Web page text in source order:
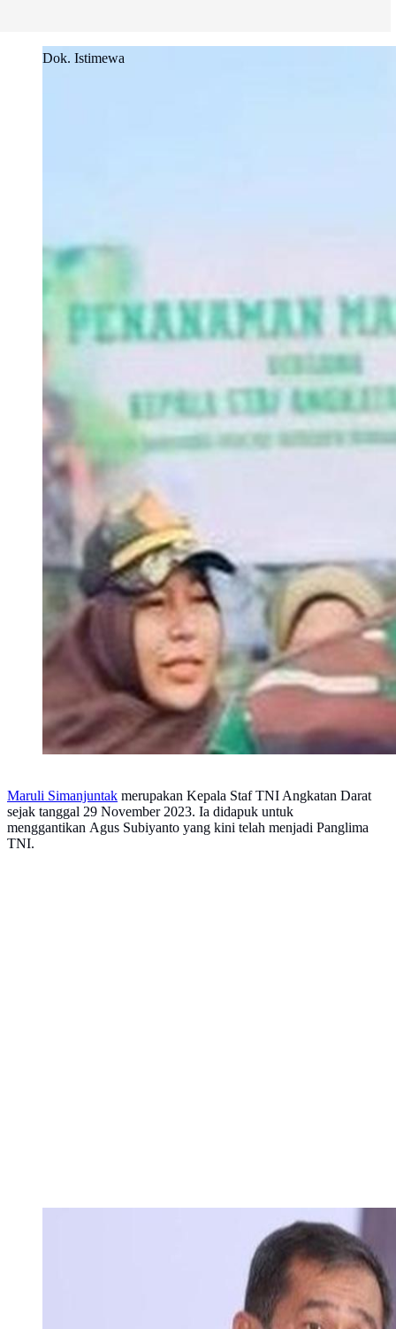
Dok. Istimewa
Maruli Simanjuntak merupakan Kepala Staf TNI Angkatan Darat
sejak tanggal 29 November 2023. Ia didapuk untuk
menggantikan Agus Subiyanto yang kini telah menjadi Panglima
TNI.